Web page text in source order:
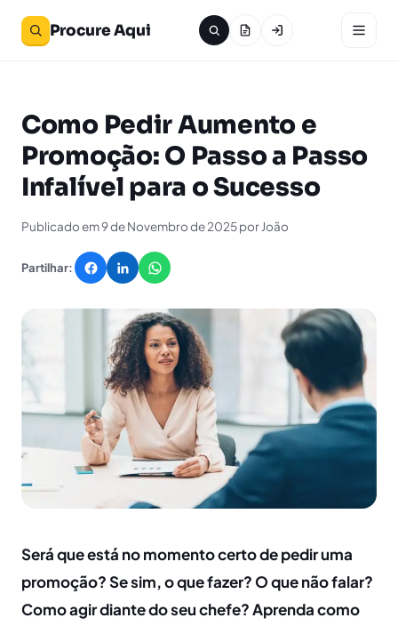
Procure Aqui
Como Pedir Aumento e
Promoção: O Passo a Passo
Infalível para o Sucesso
Publicado em 9 de Novembro de 2025 por João
Partilhar:
Será que está no momento certo de pedir uma
promoção? Se sim, o que fazer? O que não falar?
Como agir diante do seu chefe? Aprenda como